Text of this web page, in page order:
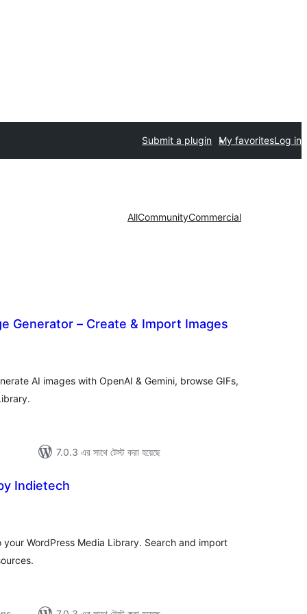
Submit a plugin My favoritesLog in
AllCommunityCommercial
Generator – Create & Import Images
AI images with OpenAI & Gemini, browse GIFs,
7.0.3 এর সাথে টেস্ট করা হয়েছে
Indietech
WordPress Media Library. Search and import